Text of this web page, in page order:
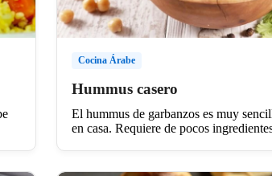
Cocina Árabe
Hummus casero
El hummus de garbanzos es muy
en casa. Requiere de pocos